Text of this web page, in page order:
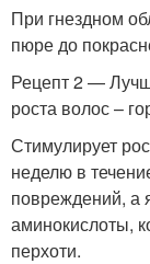
При гнездном
пюре до
Рецепт 2 —
роста волос –
Стимулирует
неделю в
повреждений, а
аминокислоты,
перхоти.